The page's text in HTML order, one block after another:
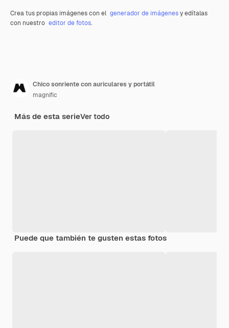
Crea tus propias imágenes con el generador de imágenesy edítalas
con nuestro editor de fotos.
Chico sonriente con auriculares y portátil
magnific
Más de esta serieVer todo
Puede que también te gusten estas fotos